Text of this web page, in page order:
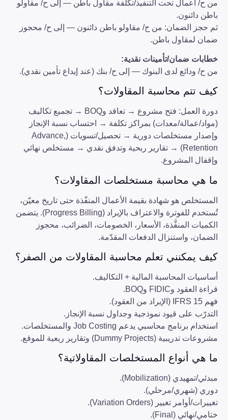
من ح/ أعمال تحت التنفيذ/تكلفة مقاول باطن — إلى ح/ مقاولو
باطن دائنون.
ثم حجز الضمان: من ح/ مقاولو باطن دائنون — إلى ح/ محجوز
ضمان لمقاول باطن.
خطابات ضمان/تأمينات نقدية:
من ح/ ودائع لدى البنوك — إلى ح/ بنك (عند إيداع تأمين نقدي).
كيف تتم محاسبة المقاولات؟
دورة العمل: فتح مشروع → تعاقد وBOQ → تجميع تكاليف
(مواد/عمالة/معدات) بمراكز تكلفة → احتساب نسبة الإنجاز
وإصدار مستخلصات دورية → تحصيل/تسويات (Advance,
Retention) → تقارير ربحية وتدفق نقدي → مستخلص نهائي
وإقفال المشروع.
ما هي محاسبة مستخلصات المقاولات؟
المستخلص هو شهادة بقيمة الأعمال المنفّذة حتى تاريخ معيّن،
تُستخدم للفوترة والاعتراف بالإيراد (Progress Billing). يتضمن
الكميات المنفَّذة، الأسعار، الخصومات، الضرائب، محجوز
الضمان، واستنزال الدفعات المقدّمة.
كيف يمكنني تعلم محاسبة المقاولات من الصفر؟
أساسيات المحاسبة المالية + التكاليف.
قراءة العقود وFIDIC وBOQ.
فهم IFRS 15 (الإيراد من العقود).
التدرّب على قيود نموذجية وجداول نسبة الإنجاز.
استخدام برنامج محاسبي يدعم Job Costing والمستخلصات.
مشروعات تدريبية (Dummy Projects) وتقارير ربعية للموقع.
ما هي أنواع المستخلصات المقاولاتية؟
مبدئي/تمهيدي (Mobilization).
دوري (شهري/مرحلي).
تغييرات/أوامر تغيير (Variation Orders).
ختامي/نهائي (Final).